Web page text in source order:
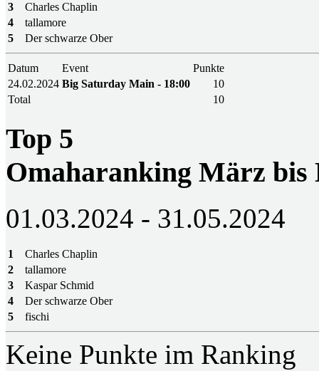
3
Charles Chaplin
4
tallamore
5
Der schwarze Ober
Datum Event
Punkte
24.02.2024 Big Saturday Main - 18:00
10
Total
10
Top 5
Omaharanking März bis
01.03.2024 - 31.05.2024
1
Charles Chaplin
2
tallamore
3
Kaspar Schmid
4
Der schwarze Ober
5
fischi
Keine Punkte im Ranking